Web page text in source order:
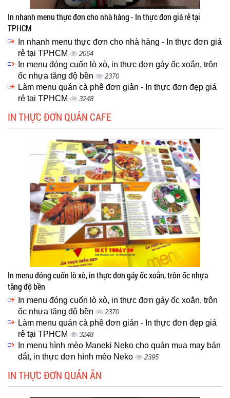
In nhanh menu thực đơn cho nhà hàng - In thực đơn giá rẻ tại
TPHCM
In nhanh menu thực đơn cho nhà hàng - In thực đơn giá
rẻ tại TPHCM
2064
In menu đóng cuốn lò xò, in thực đơn gáy ốc xoắn, trôn
ốc nhựa tăng độ bền
2370
Làm menu quán cà phê đơn giản - In thực đơn đẹp giá
rẻ tại TPHCM
3248
IN THỰC ĐƠN QUÁN CAFE
In menu đóng cuốn lò xò, in thực đơn gáy ốc xoắn, trôn ốc nhựa
tăng độ bền
In menu đóng cuốn lò xò, in thực đơn gáy ốc xoắn, trôn
ốc nhựa tăng độ bền
2370
Làm menu quán cà phê đơn giản - In thực đơn đẹp giá
rẻ tại TPHCM
3248
In menu hình mèo Maneki Neko cho quán mua may bán
đắt, in thực đơn hình mèo Neko
2395
IN THỰC ĐƠN QUÁN ĂN